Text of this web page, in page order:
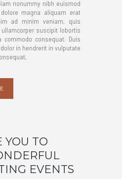
nonummy nibh euismod
magna aliquam erat
ad minim veniam, quis
suscipit lobortis
consequat. Duis
in hendrerit in vulputate
YOU TO
EVENTS